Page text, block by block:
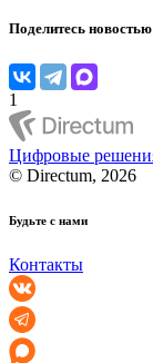
Поделитесь новостью
1
Цифровые
© Directum, 2026
Будьте с нами
Контакты